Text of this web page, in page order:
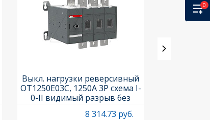
Выкл. нагрузки реверсивный
OT1250E03C, 1250A 3P схема I-
0-II видимый разрыв без
рукоятки
8 314.73 руб.
0